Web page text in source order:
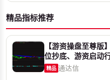
精品指标推荐
【游资操盘至尊版
位抄底、游资启动
精品 通达信